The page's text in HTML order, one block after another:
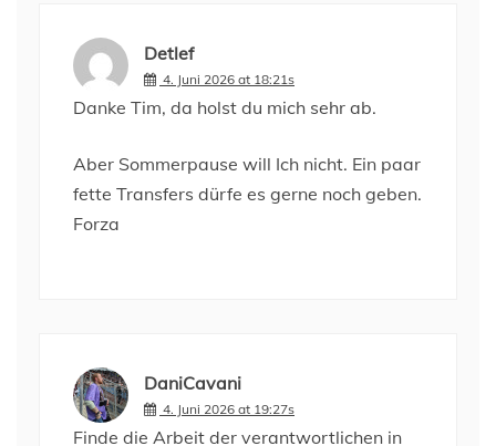
Detlef
4. Juni 2026 at 18:21s
Danke Tim, da holst du mich sehr ab.
Aber Sommerpause will Ich nicht. Ein paar
fette Transfers dürfe es gerne noch geben.
Forza
DaniCavani
4. Juni 2026 at 19:27s
Finde die Arbeit der verantwortlichen in